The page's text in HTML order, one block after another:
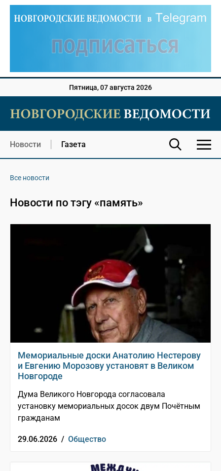
Пятница, 07 августа 2026
Новости Газета
Все новости
Новости по тэгу «память»
Мемориальные доски Анатолию Нестерову
и Евгению Морозову установят в Великом
Новгороде
Дума Великого Новгорода согласовала
установку мемориальных досок двум Почётным
гражданам
29.06.2026 / Общество